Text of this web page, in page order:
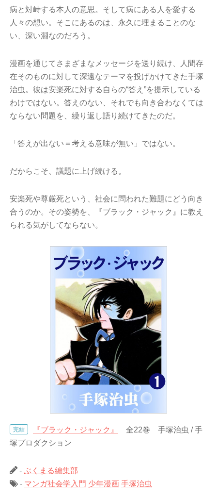
病と対峙する本人の意思。そして病にある人を愛する
人々の想い。そこにあるのは、永久に埋まることのな
い、深い淵なのだろう。
漫画を通じてさまざまなメッセージを送り続け、人間存
在そのものに対して深遠なテーマを投げかけてきた手塚
治虫。彼は安楽死に対する自らの“答え”を提示している
わけではない。答えのない、それでも向き合わなくては
ならない問題を、繰り返し語り続けてきたのだ。
「答えが出ない＝考える意味が無い」ではない。
だからこそ、議題に上げ続ける。
安楽死や尊厳死という、社会に問われた難題にどう向き
合うのか。その姿勢を、『ブラック・ジャック』に教え
られる気がしてならない。
完結 『ブラック・ジャック』
全22巻 手塚治虫 / 手
塚プロダクション
- ぶくまる編集部
- マンガ社会学入門 少年漫画 手塚治虫